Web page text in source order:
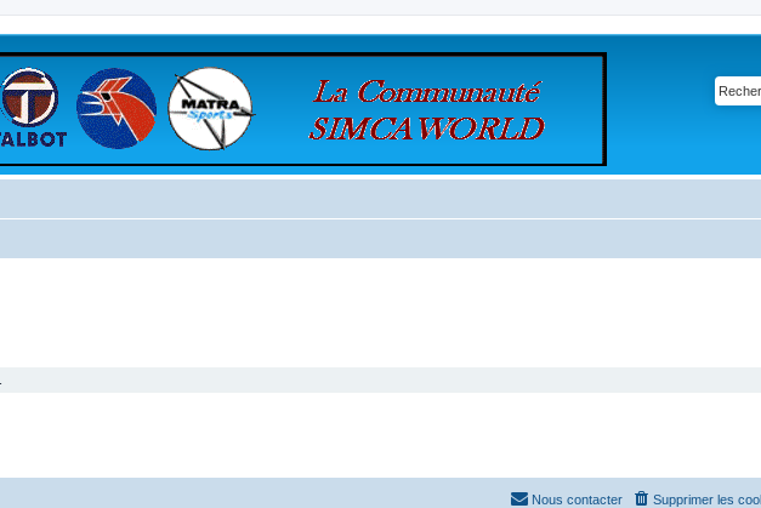
Supprimer les
Nous contacter